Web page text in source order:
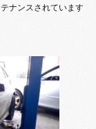
ナンスされています